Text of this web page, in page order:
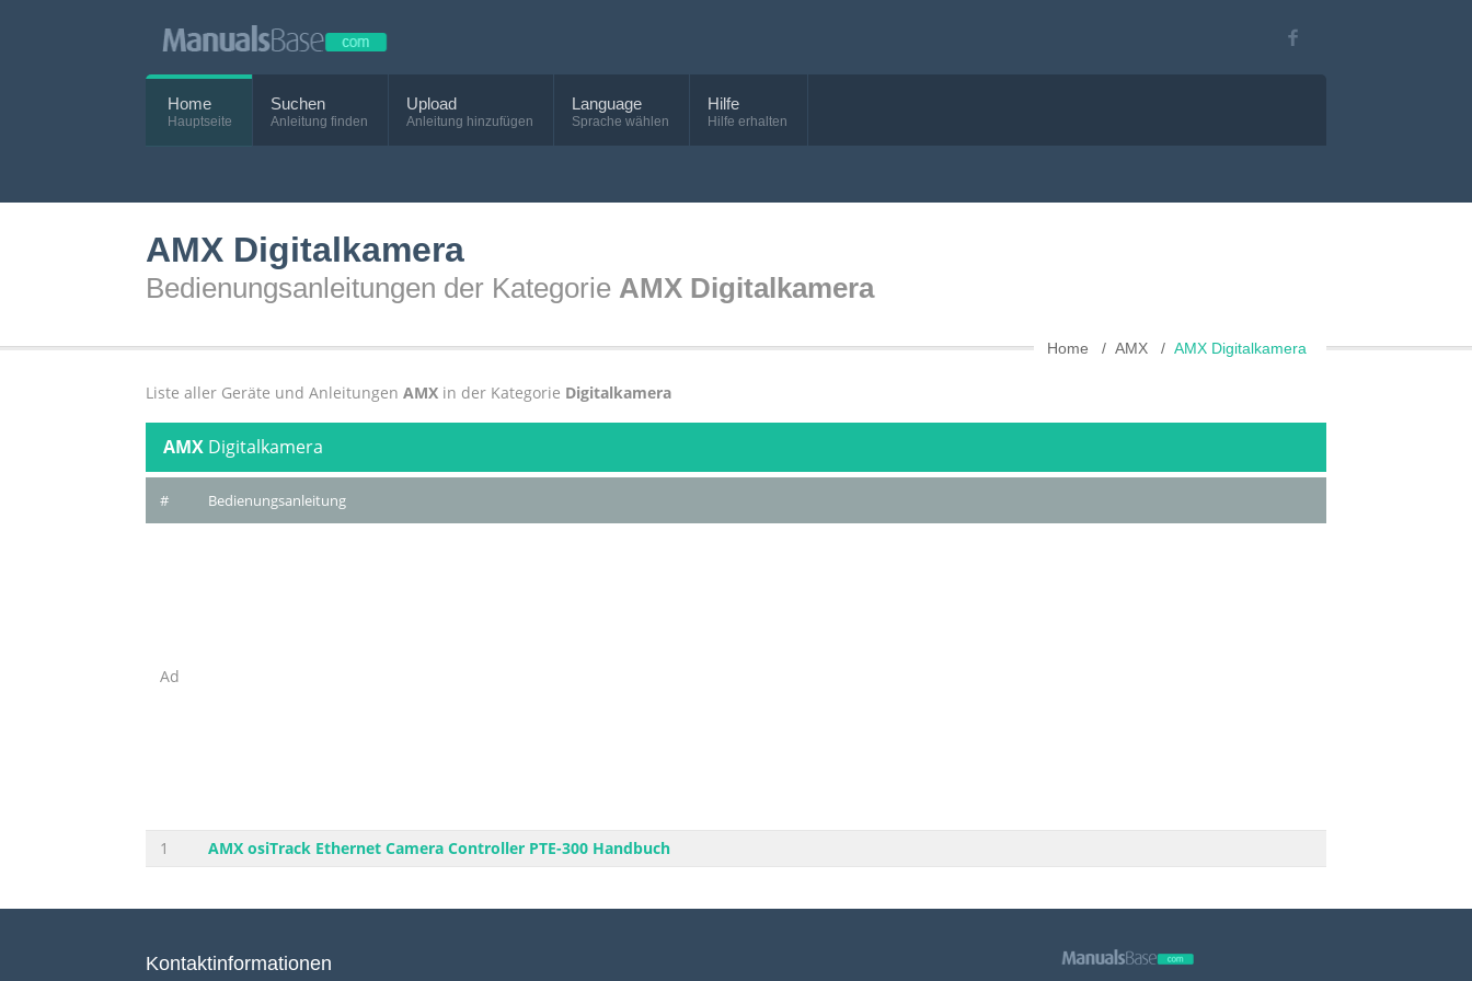
Home
Hauptseite
Suchen
Anleitung finden
Upload
Anleitung hinzufügen
Language
Sprache wählen
Hilfe
Hilfe erhalten
AMX Digitalkamera
Bedienungsanleitungen der Kategorie AMX Digitalkamera
Home AMX AMX Digitalkamera
Liste aller Geräte und Anleitungen AMX in der Kategorie Digitalkamera
AMX Digitalkamera
# Bedienungsanleitung
Ad
1 AMX osiTrack Ethernet Camera Controller PTE-300 Handbuch
Kontaktinformationen